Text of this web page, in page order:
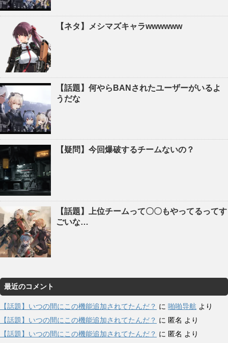
【ネタ】メシマズキャラwwwwww
【話題】何やらBANされたユーザーがいるよ
うだな
【疑問】今回爆破するチームないの？
【話題】上位チームって〇〇もやってるってす
ごいな…
最近のコメント
【話題】いつの間にこの機能追加されてたんだ？ に 啪啪导航 より
【話題】いつの間にこの機能追加されてたんだ？ に 匿名 より
【話題】いつの間にこの機能追加されてたんだ？ に 匿名 より